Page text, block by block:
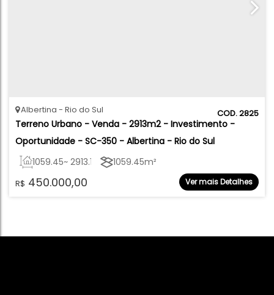
2825
Terreno Urbano - Venda - 2913m2 - Investimento -
Oportunidade - SC-350 - Albertina - Rio do Sul
R$ 450.000,00
Albertina Rio do Sul
1059.45~ 2913.17 m² 1059.45m²
Ver mais Detalhes